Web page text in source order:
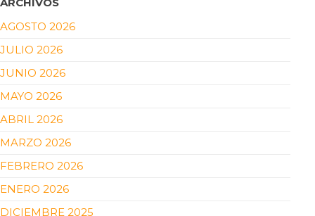
ARCHIVOS
AGOSTO 2026
JULIO 2026
JUNIO 2026
MAYO 2026
ABRIL 2026
MARZO 2026
FEBRERO 2026
ENERO 2026
DICIEMBRE 2025